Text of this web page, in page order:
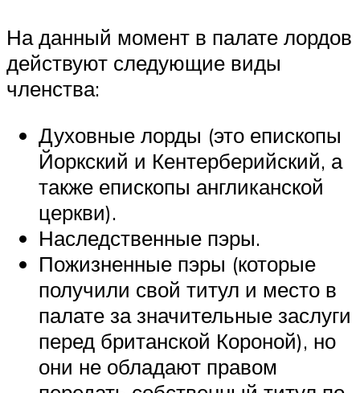
На данный момент в палате лордов
действуют следующие виды
членства:
Духовные лорды (это епископы
Йоркский и Кентерберийский, а
также епископы англиканской
церкви).
Наследственные пэры.
Пожизненные пэры (которые
получили свой титул и место в
палате за значительные заслуги
перед британской Короной), но
они не обладают правом